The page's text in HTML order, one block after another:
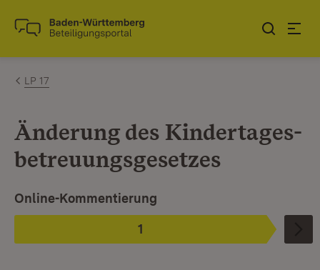
Zum Inhalt springen
Link zur Startseite
LP 17
Änderung des Kindertages­­
betreuungsgesetzes
Phase
1
:
Ist ausgewählt.
Online-Kommentierung